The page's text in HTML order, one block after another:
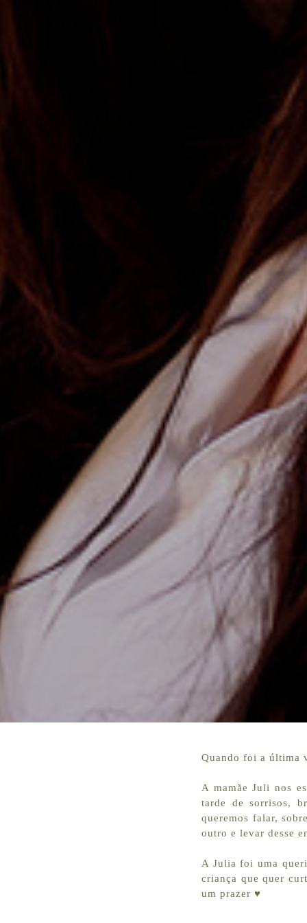
Quando foi a última
A mamãe Juli nos
tarde de sorrisos,
queremos falar,
outro e levar desse
A Julia foi uma
criança que quer
um prazer ♥